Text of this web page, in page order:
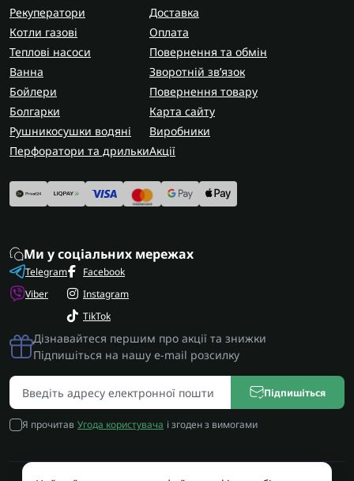
Рекуператори
Котли газові
Теплові насоси
Ванна
Бойлери
Болгарки
Рушникосушки водяні
Перфоратори та дрильки
Доставка
Оплата
Повернення та обмін
Зворотній зв’язок
Повернення товару
Карта сайту
Виробники
Акції
Ми у соціальних мережах
Telegram
Viber
Facebook
Instagram
TikTok
Дізнавайтеся першим про акції та знижки
Підпишіться на нашу e-mail розсилку
Підпишіться
Я прочитав Угода користувача і згоден з вимогами